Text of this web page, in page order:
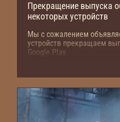
Прекращение выпуска
некоторых устройств
Мы с сожалением
устройств прекращаем
Google Play.